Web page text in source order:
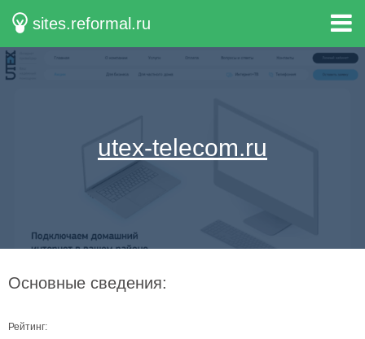
sites.reformal.ru
utex-telecom.ru
Основные сведения:
Рейтинг: